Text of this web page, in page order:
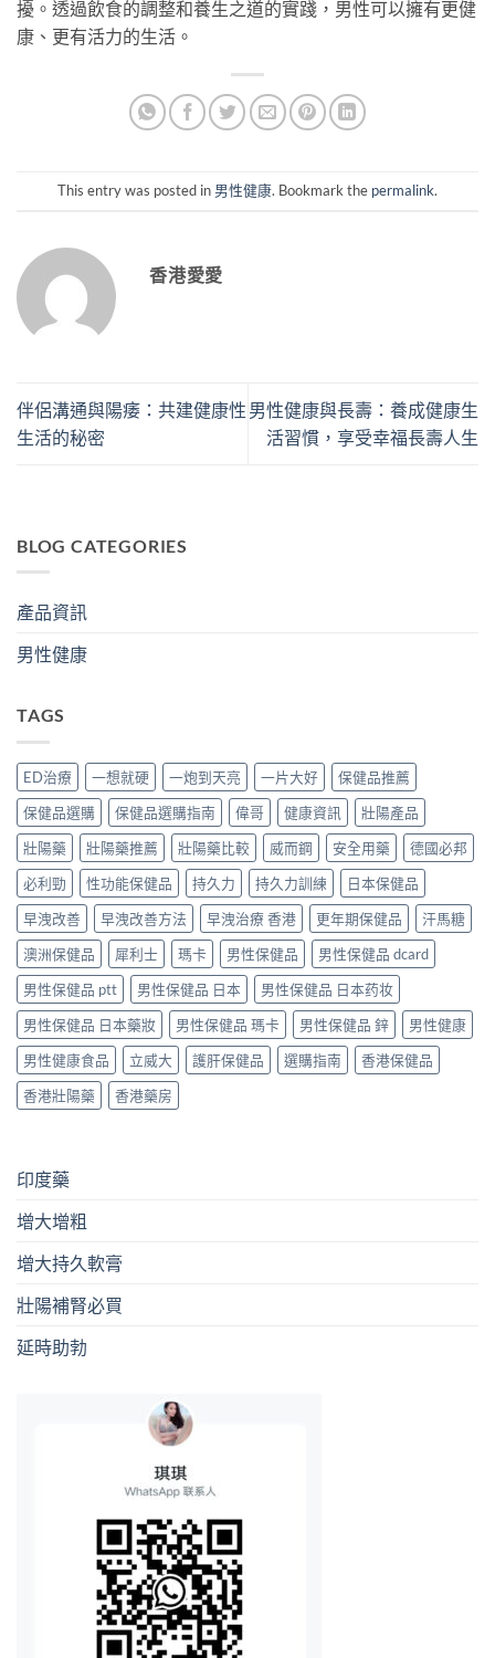
擾。透過飲食的調整和養生之道的實踐，男性可以擁有更健
康、更有活力的生活。
This entry was posted in 男性健康. Bookmark the permalink.
香港愛愛
伴侶溝通與陽痿：共建健康性
生活的秘密
男性健康與長壽：養成健康生
活習慣，享受幸福長壽人生
BLOG CATEGORIES
產品資訊
男性健康
TAGS
ED治療 一想就硬 一炮到天亮 一片大好
保健品推薦
保健品選購
保健品選購指南 偉哥 健康資訊
壯陽產品
壯陽藥
壯陽藥推薦 壯陽藥比較 威而鋼 安全用藥
德國必邦
必利勁
性功能保健品 持久力 持久力訓練
日本保健品
早洩改善
早洩改善方法 早洩治療 香港 更年期保健品
汗馬糖
澳洲保健品
犀利士 瑪卡 男性保健品
男性保健品 dcard
男性保健品 ptt
男性保健品 日本
男性保健品 日本药妆
男性保健品 日本藥妝
男性保健品 瑪卡 男性保健品 鋅
男性健康
男性健康食品
立威大 護肝保健品 選購指南
香港保健品
香港壯陽藥
香港藥房
印度藥
增大增粗
增大持久軟膏
壯陽補腎必買
延時助勃